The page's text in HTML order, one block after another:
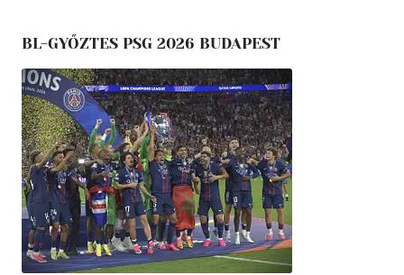
BL-GYŐZTES PSG 2026 BUDAPEST